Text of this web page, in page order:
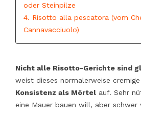
oder Steinpilze
4. Risotto alla pescatora (vom
Cannavacciuolo)
Nicht alle Risotto-Gerichte sind
weist dieses normalerweise
Konsistenz als Mörtel auf. Sehr
eine Mauer bauen will, aber schwer